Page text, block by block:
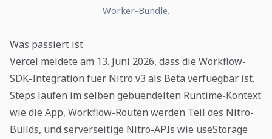
Worker-Bundle.
Was passiert ist
Vercel meldete am 13. Juni 2026, dass die Workflow-
SDK-Integration fuer Nitro v3 als Beta verfuegbar ist.
Steps laufen im selben gebuendelten Runtime-Kontext
wie die App, Workflow-Routen werden Teil des Nitro-
Builds, und serverseitige Nitro-APIs wie useStorage